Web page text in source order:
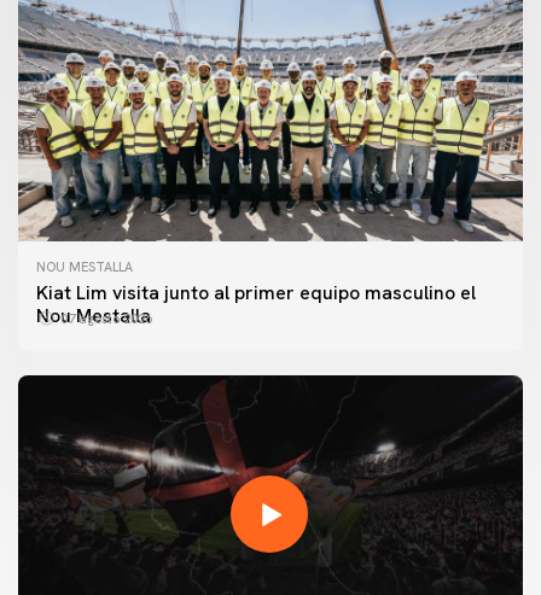
NOU MESTALLA
Kiat Lim visita junto al primer equipo masculino el
Nou Mestalla
07 agosto 2026